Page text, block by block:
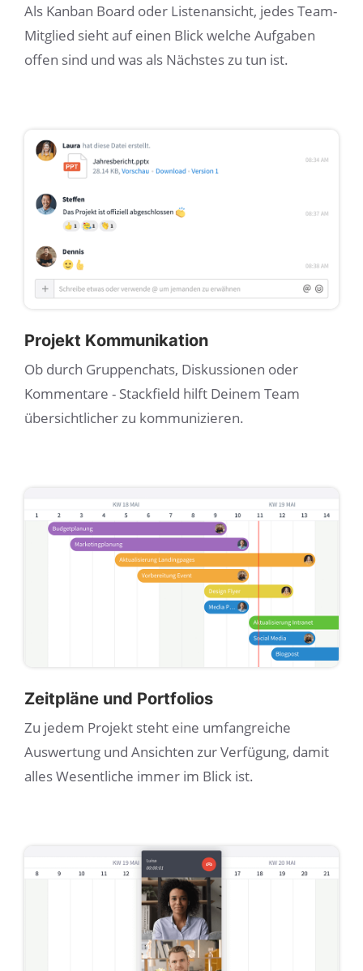
Als Kanban Board oder Listenansicht, jedes Team-
Mitglied sieht auf einen Blick welche Aufgaben
offen sind und was als Nächstes zu tun ist.
Projekt Kommunikation
Ob durch Gruppenchats, Diskussionen oder
Kommentare - Stackfield hilft Deinem Team
übersichtlicher zu kommunizieren.
Zeitpläne und Portfolios
Zu jedem Projekt steht eine umfangreiche
Auswertung und Ansichten zur Verfügung, damit
alles Wesentliche immer im Blick ist.